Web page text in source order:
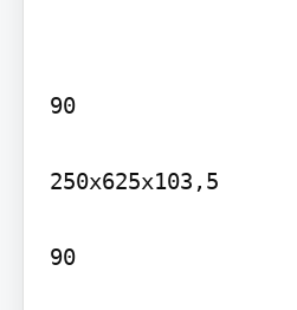
90
250x625x103,5
90